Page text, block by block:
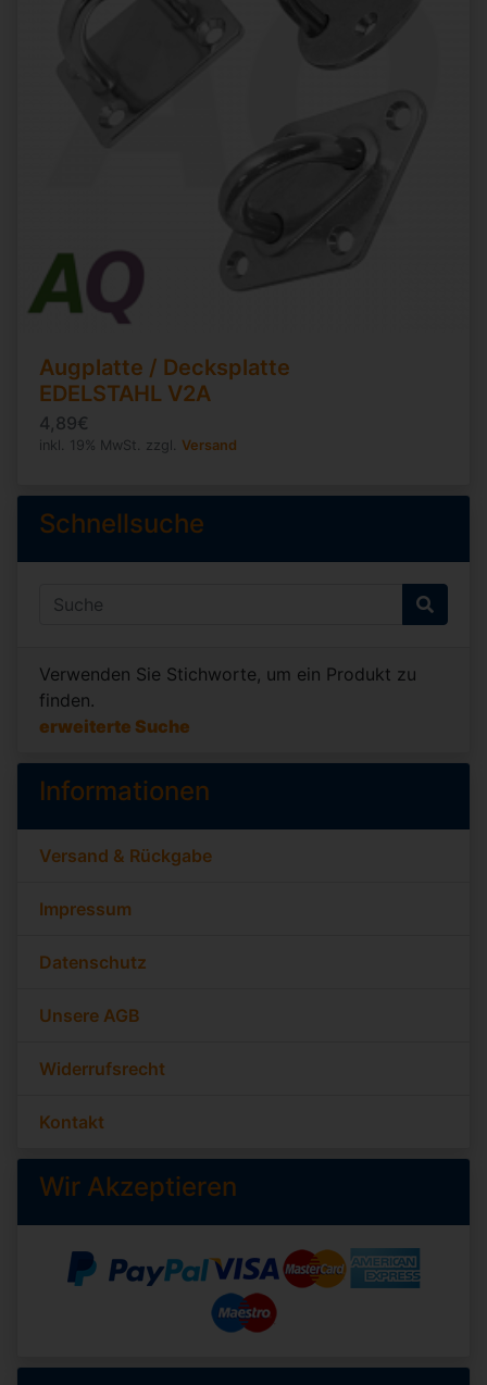
Augplatte / Decksplatte
EDELSTAHL V2A
4,89€
inkl. 19% MwSt. zzgl. Versand
Schnellsuche
Verwenden Sie Stichworte, um ein Produkt zu
finden.
erweiterte Suche
Informationen
Versand & Rückgabe
Impressum
Datenschutz
Unsere AGB
Widerrufsrecht
Kontakt
Wir Akzeptieren